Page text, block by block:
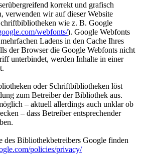
korrekt und grafisch
verwenden wir auf dieser Website
wie z. B. Google
webfonts/). Google Webfonts
Ladens in den Cache Ihres
der Browser die Google Webfonts nicht
unterbindet, werden Inhalte in einer
oder Schriftbibliotheken löst
zum Betreiber der Bibliothek aus.
– aktuell allerdings auch unklar ob
– dass Betreiber entsprechender
des Bibliothekbetreibers Google finden
policies/privacy/